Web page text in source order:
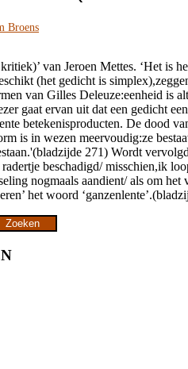
Broens
van Jeroen Mettes. ‘Het is
(het gedicht is
van Gilles Deleuze:eenheid is
gaat ervan uit dat een gedicht
betekenisproducten. De dood
is in wezen meervoudig:ze
271) Wordt
beschadigd/ misschien,ik
nogmaals aandient/ als om
het woord
Zoeken